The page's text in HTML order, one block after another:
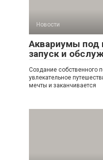
Новости
Аквариумы под
запуск и
Создание собственного
увлекательное
мечты и заканчивается